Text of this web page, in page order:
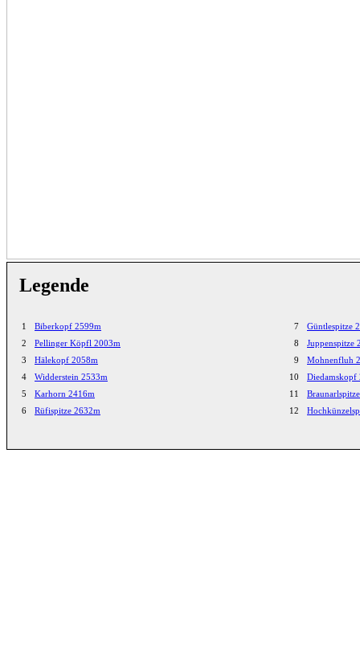
Legende
1
Biberkopf 2599m
2
Pellinger Köpfl 2003m
3
Hälekopf 2058m
4
Widderstein 2533m
5
Karhorn 2416m
6
Rüfispitze 2632m
7
Güntlespitze
8
Juppenspitze
9
Mohnenfluh
10
Diedamskopf
11
12